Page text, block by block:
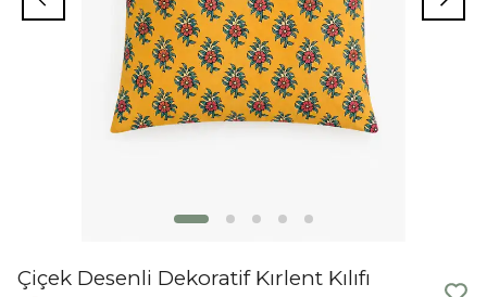
Çiçek Desenli Dekoratif Kırlent Kılıfı